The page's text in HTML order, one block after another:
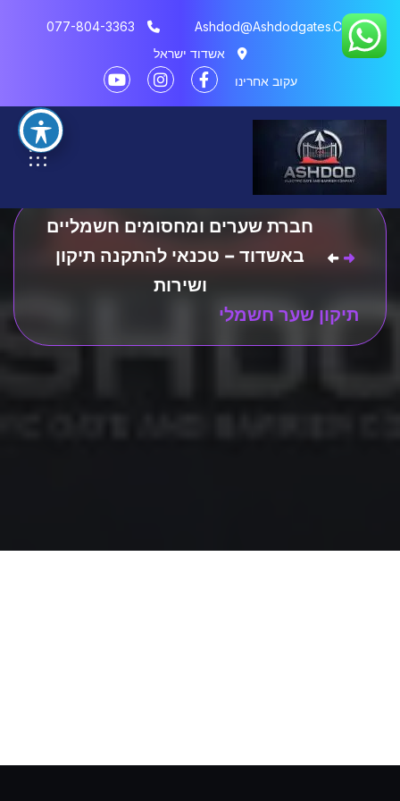
Ashdod@ashdodgates.com
077-804-3363
אשדוד ישראל
עקוב אחרינו
תיקון שער חשמלי
חברת שערים ומחסומים חשמליים
באשדוד – טכנאי להתקנה תיקון
ושירות
תיקון שער חשמלי